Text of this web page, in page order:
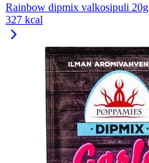
Rainbow dipmix valkosipuli 20g
327 kcal